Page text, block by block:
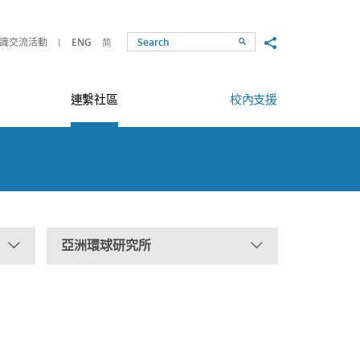
交流活動 ENG 简 SearchShare to
連繫社區 校內支援
亞洲環球研究所